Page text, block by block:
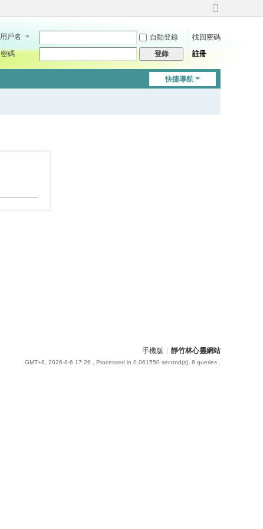
切
到
用戶名 自動登錄
找回密碼
密碼
登錄 註冊
快捷導航
手機版 靜竹林心靈網站
GMT+8, 2026-8-6 17:26 , Processed in 0.061550 second(s), 8 queries .